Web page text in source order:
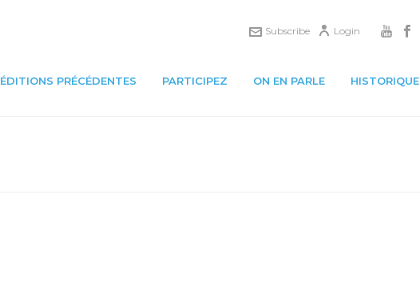
Login
Subscribe
ÉDITIONS PRÉCÉDENTES PARTICIPEZ ON EN PARLE HISTORIQUE